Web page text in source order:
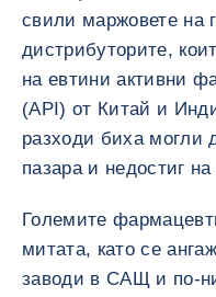
свили маржовете на
дистрибуторите,
на евтини активни
(API) от Китай и
разходи биха могли
пазара и недостиг на
Големите
митата, като се
заводи в САЩ и по-